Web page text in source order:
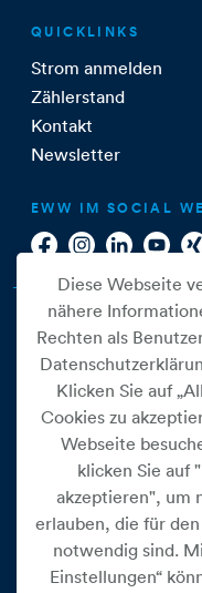
QUICKLINKS
Strom anmelden
Zählerstand
Kontakt
Newsletter
EWW IM SOCIAL
Cookie Einstellungen
Datenschutz
Impressum
Widerrufsbelehrung
Diese Webseite
nähere
Rechten als
Klicken Sie auf
Cookies zu
Webseite
klicken Sie auf
akzeptieren", um
erlauben, die für
notwendig sind.
Einstellungen“